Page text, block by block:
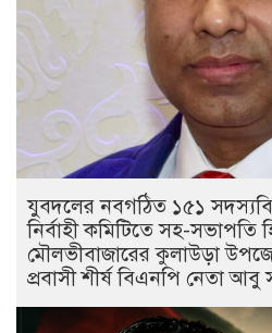
যুবদলের নবগঠিত ১৫১
নির্বাহী কমিটিতে সহ-সভাপতি
মৌলভীবাজারের কুলাউড়া
প্রবাসী শীর্ষ বিএনপি নেতা